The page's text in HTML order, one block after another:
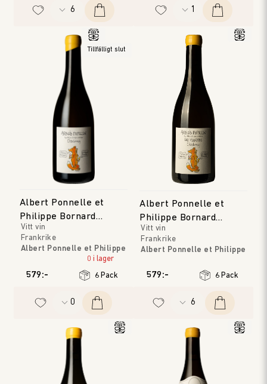
Tillfälligt slut
Albert Ponnelle et
Philippe Bornard
Arbois Pupillin
Vitt vin
Frankrike
Albert Ponnelle et Philippe
0 i lager
579:- 6 Pack
Albert Ponnelle et
Philippe Bornard
Arbois Pupillin 'Les
Viandris'
Vitt vin
Frankrike
Albert Ponnelle et Philippe
Årgång
579:- 6 Pack